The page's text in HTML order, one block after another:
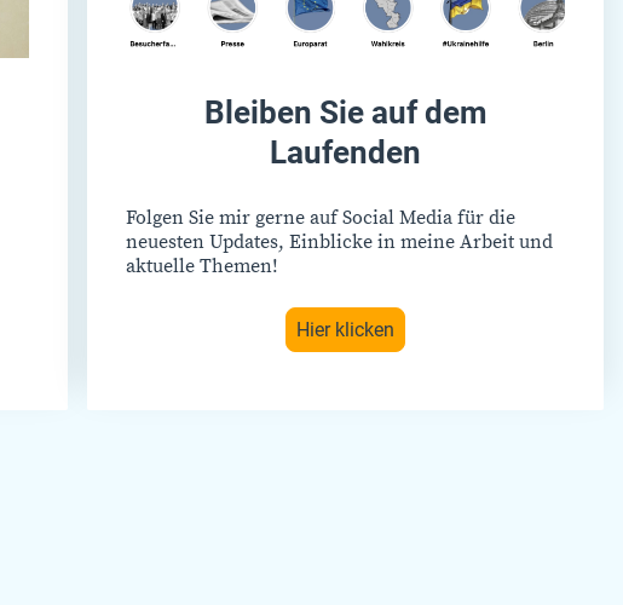
Bleiben Sie auf dem
Laufenden
Folgen Sie mir gerne auf Social Media für die
neuesten Updates, Einblicke in meine Arbeit und
aktuelle Themen!
Hier klicken